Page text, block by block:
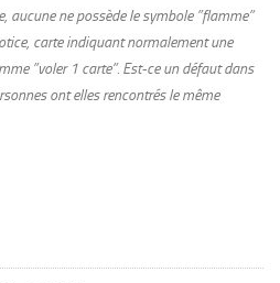
aucune ne possède le symbole ”flamme”
carte indiquant normalement une
”voler 1 carte”. Est-ce un défaut dans
ont elles rencontrés le même